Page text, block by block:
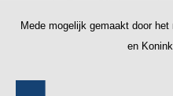
Mede mogelijk gemaakt door
en